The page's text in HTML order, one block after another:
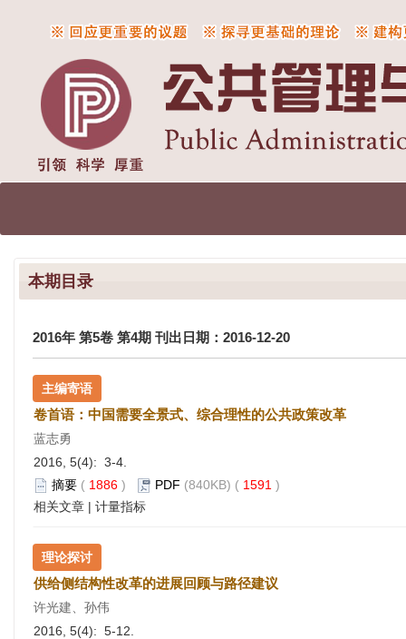
本期目录
2016年 第5卷 第4期 刊出日期：2016-12-20
主编寄语
卷首语：中国需要全景式、综合理性的公共政策改革
蓝志勇
2016, 5(4): 3-4.
摘要 ( 1886 ) PDF (840KB) ( 1591 )
相关文章 | 计量指标
理论探讨
供给侧结构性改革的进展回顾与路径建议
许光建、孙伟
2016, 5(4): 5-12.